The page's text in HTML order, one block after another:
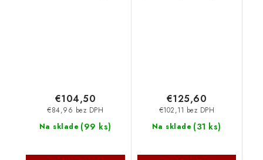
Na sklade (99 ks)
€84,96 bez DPH
€104,50
Na sklade (31 ks)
€102,11 bez DPH
€125,60